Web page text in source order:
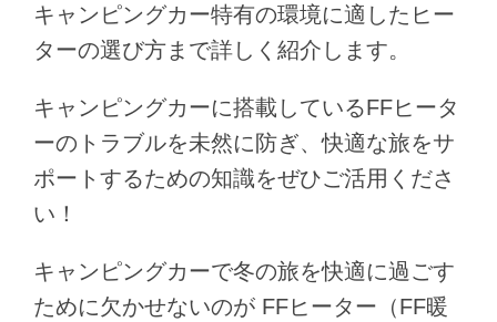
キャンピングカー特有の環境に適したヒー
ターの選び方まで詳しく紹介します。
キャンピングカーに搭載しているFFヒータ
ーのトラブルを未然に防ぎ、快適な旅をサ
ポートするための知識をぜひご活用くださ
い！
キャンピングカーで冬の旅を快適に過ごす
ために欠かせないのが FFヒーター（FF暖